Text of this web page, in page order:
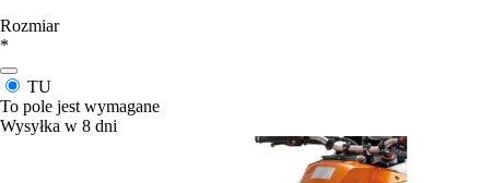
Rozmiar
*
TU
To pole jest wymagane
Wysyłka w 8 dni